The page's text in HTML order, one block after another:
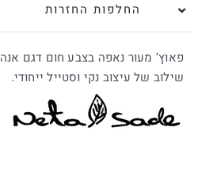
החלפות החזרות
פאוץ’ מעור נאפה בצבע חום דגם אנה
שילוב של עיצוב נקי וסטייל ייחודי.